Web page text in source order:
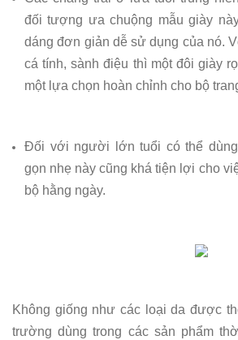
đối tượng ưa chuộng mẫu giày
dáng đơn giản dễ sử dụng của nó.
cá tính, sành điệu thì một đôi giày
một lựa chọn hoàn chỉnh cho bộ
Đối với người lớn tuổi có thể
gọn nhẹ này cũng khá tiện lợi cho
bộ hằng ngày.
Không giống như các loại da được
trường dùng trong các sản phẩm